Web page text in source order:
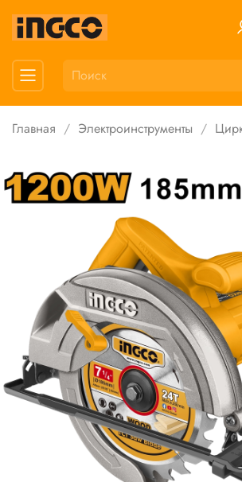
Главная Электроинструменты